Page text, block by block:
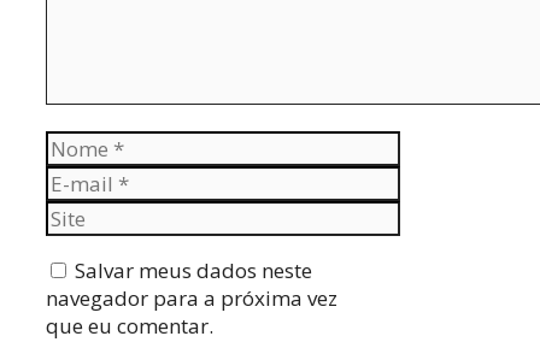
Nome
E-
mail
Site
Salvar meus dados neste
navegador para a próxima vez
que eu comentar.